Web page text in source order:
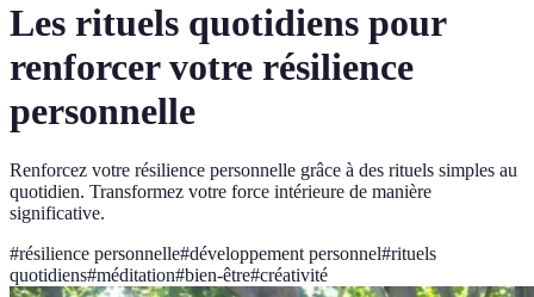
Les rituels quotidiens pour
renforcer votre résilience
personnelle
Renforcez votre résilience personnelle grâce à des rituels simples au
quotidien. Transformez votre force intérieure de manière
significative.
#résilience personnelle#développement personnel#rituels
quotidiens#méditation#bien-être#créativité